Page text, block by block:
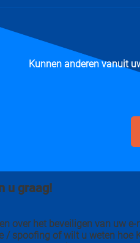
Kunnen anderen vanuit
over het beveiligen van uw
/ spoofing of wilt u weten hoe
u graag!